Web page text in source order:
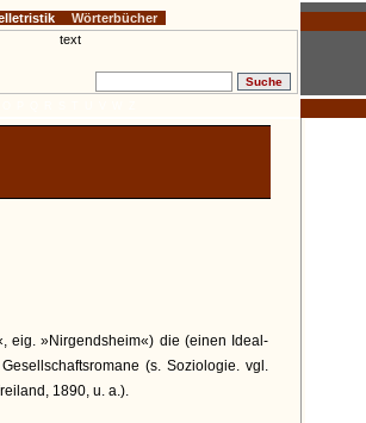
eig. »Nirgendsheim«) die (einen Ideal-
(s. Soziologie. vgl.
1890, u. a.).
Wörterbücher